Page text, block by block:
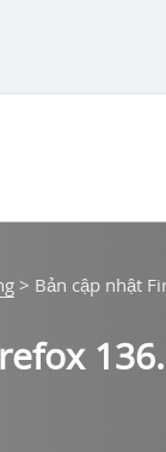
> Bản cập nhật